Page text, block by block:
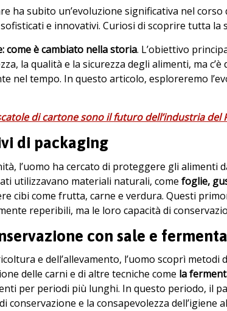
ha subito un’evoluzione significativa nel
e innovativi. Curiosi di scoprire tutta la
come è cambiato nella storia. L’obiettivo
la qualità e la sicurezza degli alimenti, ma
nel tempo. In questo articolo, esploreremo
di cartone sono il futuro dell’industria del
di packaging
l’uomo ha cercato di proteggere gli
utilizzavano materiali naturali, come foglie,
cibi come frutta, carne e verdura. Questi
reperibili, ma le loro capacità di
con sale e
e dell’allevamento, l’uomo scoprì
delle carni e di altre tecniche come la
per periodi più lunghi. In questo periodo, il
conservazione e la consapevolezza